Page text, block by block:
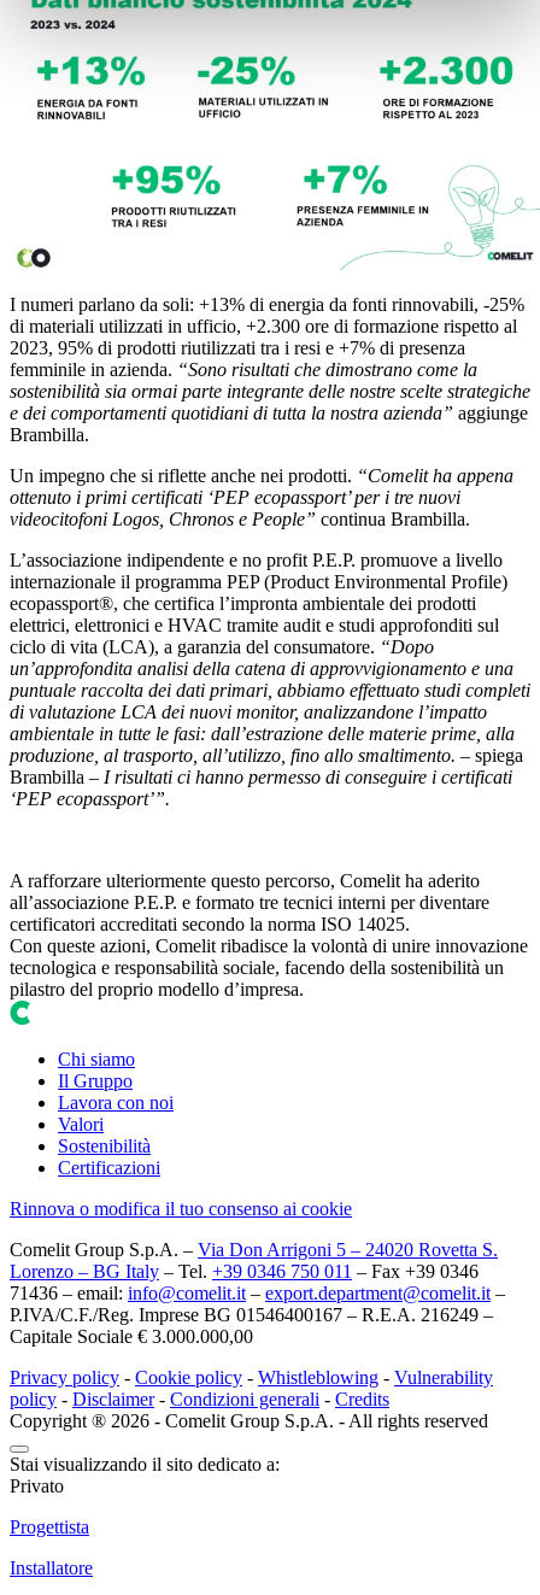
I numeri parlano da soli: +13% di energia da fonti rinnovabili, -25%
di materiali utilizzati in ufficio, +2.300 ore di formazione rispetto al
2023, 95% di prodotti riutilizzati tra i resi e +7% di presenza
femminile in azienda. “Sono risultati che dimostrano come la
sostenibilità sia ormai parte integrante delle nostre scelte strategiche
e dei comportamenti quotidiani di tutta la nostra azienda” aggiunge
Brambilla.
Un impegno che si riflette anche nei prodotti. “Comelit ha appena
ottenuto i primi certificati ‘PEP ecopassport’ per i tre nuovi
videocitofoni Logos, Chronos e People” continua Brambilla.
L’associazione indipendente e no profit P.E.P. promuove a livello
internazionale il programma PEP (Product Environmental Profile)
ecopassport®, che certifica l’impronta ambientale dei prodotti
elettrici, elettronici e HVAC tramite audit e studi approfonditi sul
ciclo di vita (LCA), a garanzia del consumatore. “Dopo
un’approfondita analisi della catena di approvvigionamento e una
puntuale raccolta dei dati primari, abbiamo effettuato studi completi
di valutazione LCA dei nuovi monitor, analizzandone l’impatto
ambientale in tutte le fasi: dall’estrazione delle materie prime, alla
produzione, al trasporto, all’utilizzo, fino allo smaltimento. – spiega
Brambilla – I risultati ci hanno permesso di conseguire i certificati
‘PEP ecopassport’”.
A rafforzare ulteriormente questo percorso, Comelit ha aderito
all’associazione P.E.P. e formato tre tecnici interni per diventare
certificatori accreditati secondo la norma ISO 14025.
Con queste azioni, Comelit ribadisce la volontà di unire innovazione
tecnologica e responsabilità sociale, facendo della sostenibilità un
pilastro del proprio modello d’impresa.
Chi siamo
Il Gruppo
Lavora con noi
Valori
Sostenibilità
Certificazioni
Rinnova o modifica il tuo consenso ai cookie
Comelit Group S.p.A. – Via Don Arrigoni 5 – 24020 Rovetta S.
Lorenzo – BG Italy – Tel. +39 0346 750 011 – Fax +39 0346
71436 – email: info@comelit.it – export.department@comelit.it –
P.IVA/C.F./Reg. Imprese BG 01546400167 – R.E.A. 216249 –
Capitale Sociale € 3.000.000,00
Privacy policy - Cookie policy - Whistleblowing - Vulnerability
policy - Disclaimer- Condizioni generali - Credits
Copyright ® 2026 - Comelit Group S.p.A. - All rights reserved
Stai visualizzando il sito dedicato a:
Privato
Progettista
Installatore